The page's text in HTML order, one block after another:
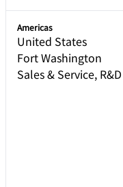
Americas
United States
Fort Washington
Sales & Service, R&D